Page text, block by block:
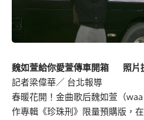
魏如萱給你愛萱傳車開箱 照片
記者梁偉華／ 台北報導
春暖花開！金曲歌后魏如萱（
作專輯《珍珠刑》限量預購版，